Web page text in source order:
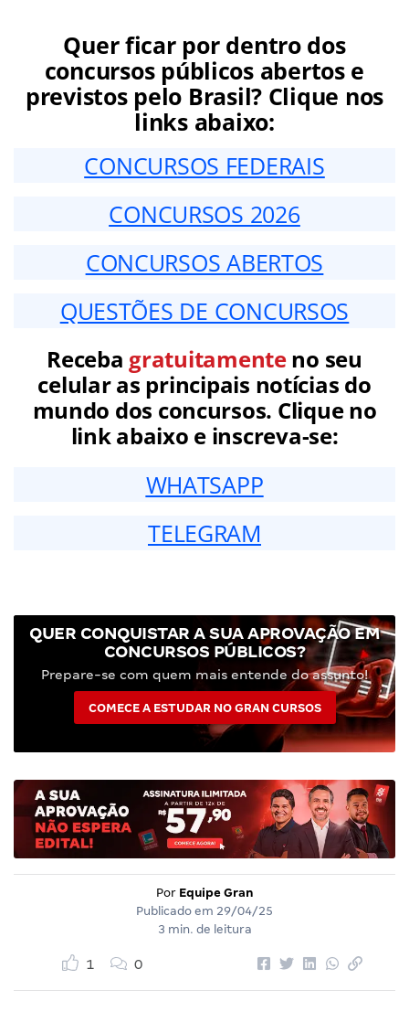
Quer ficar por dentro dos
concursos públicos abertos e
previstos pelo Brasil? Clique nos
links abaixo:
CONCURSOS FEDERAIS
CONCURSOS 2026
CONCURSOS ABERTOS
QUESTÕES DE CONCURSOS
Receba gratuitamenteno seu
celular as principais notícias do
mundo dos concursos. Clique no
link abaixo e inscreva-se:
WHATSAPP
TELEGRAM
QUER CONQUISTAR A SUA APROVAÇÃO EM
CONCURSOS PÚBLICOS?
Prepare-se com quem mais entende do assunto!
COMECE A ESTUDAR NO GRAN CURSOS
Por Equipe Gran
Publicado em 29/04/25
3 min. de leitura
1 0